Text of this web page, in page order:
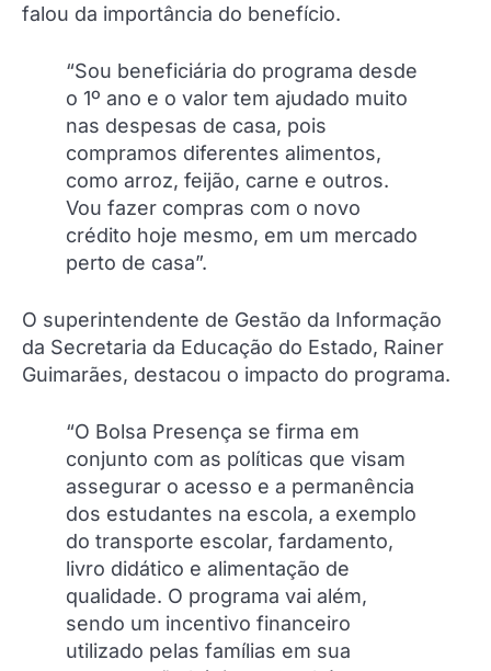
falou da importância do benefício.
“Sou beneficiária do programa desde
o 1º ano e o valor tem ajudado muito
nas despesas de casa, pois
compramos diferentes alimentos,
como arroz, feijão, carne e outros.
Vou fazer compras com o novo
crédito hoje mesmo, em um mercado
perto de casa”.
O superintendente de Gestão da Informação
da Secretaria da Educação do Estado, Rainer
Guimarães, destacou o impacto do programa.
“O Bolsa Presença se firma em
conjunto com as políticas que visam
assegurar o acesso e a permanência
dos estudantes na escola, a exemplo
do transporte escolar, fardamento,
livro didático e alimentação de
qualidade. O programa vai além,
sendo um incentivo financeiro
utilizado pelas famílias em sua